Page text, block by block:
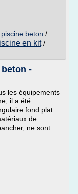
piscine beton /
en kit/
-
les équipements
il a été
fond plat
de
ne sont